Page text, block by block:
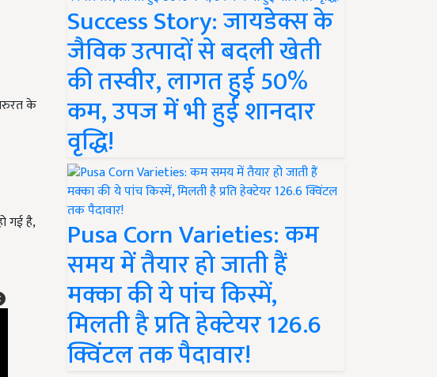
के
गई है,
Success Story: जायडेक्स के
जैविक उत्पादों से बदली खेती
की तस्वीर, लागत हुई 50%
कम, उपज में भी हुई शानदार
वृद्धि!
Pusa Corn Varieties: कम
समय में तैयार हो जाती हैं
मक्का की ये पांच किस्में,
मिलती है प्रति हेक्टेयर 126.6
क्विंटल तक पैदावार!